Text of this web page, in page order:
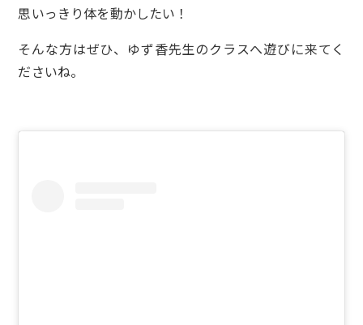
思いっきり体を動かしたい！
そんな方はぜひ、ゆず香先生のクラスへ遊びに来てく
ださいね。